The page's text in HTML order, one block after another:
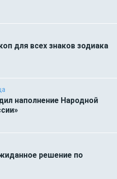
для всех знаков зодиака
наполнение Народной
решение по